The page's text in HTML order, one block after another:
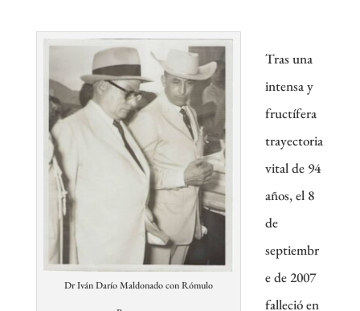
Dr Iván Darío Maldonado con Rómulo
Tras una
intensa y
fructífera
trayectoria
vital de 94
años, el 8
de
septiembr
e de 2007
falleció en